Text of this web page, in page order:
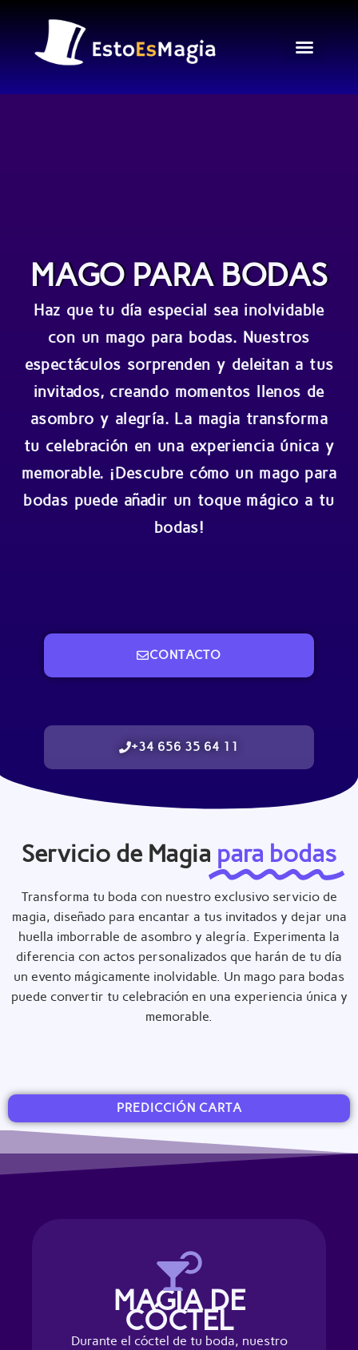
contenido
MAGO PARA BODAS
Haz que tu día especial sea inolvidable
con un mago para bodas. Nuestros
espectáculos sorprenden y deleitan a tus
invitados, creando momentos llenos de
asombro y alegría. La magia transforma
tu celebración en una experiencia única y
memorable. ¡Descubre cómo un mago para
bodas puede añadir un toque mágico a tu
bodas!
CONTACTO
+34 656 35 64 11
Servicio de Magia para bodas
Transforma tu boda con nuestro exclusivo servicio de
magia, diseñado para encantar a tus invitados y dejar una
huella imborrable de asombro y alegría. Experimenta la
diferencia con actos personalizados que harán de tu día
un evento mágicamente inolvidable. Un mago para bodas
puede convertir tu celebración en una experiencia única y
memorable.
PREDICCIÓN CARTA
MAGIA DE
CÓCTEL
Durante el cóctel de tu boda, nuestro